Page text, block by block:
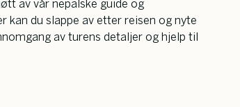
av vår nepalske guide og
du slappe av etter reisen og nyte
av turens detaljer og hjelp til